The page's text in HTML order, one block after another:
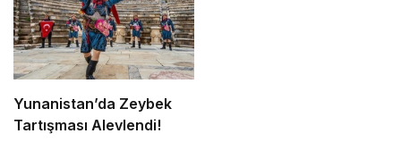
Yunanistan’da Zeybek
Tartışması Alevlendi!